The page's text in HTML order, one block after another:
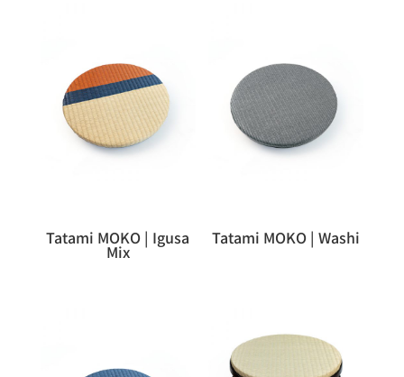
Tatami MOKO | Igusa
Mix
Tatami MOKO | Washi